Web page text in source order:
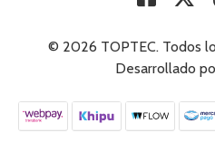
© 2026 TOPTEC. Todos
Desarrollado